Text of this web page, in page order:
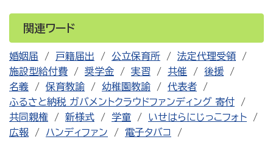
関連ワード
婚姻届 戸籍届出 公立保育所
法定代理受領
施設型給付費
奨学金 実習 共催
後援
名義
保育教諭 幼稚園教諭
代表者
ふるさと納税 ガバメントクラウドファンディング 寄付
共同親権
新様式 学童
いせはらにじっこフォト
広報
ハンディファン
電子タバコ